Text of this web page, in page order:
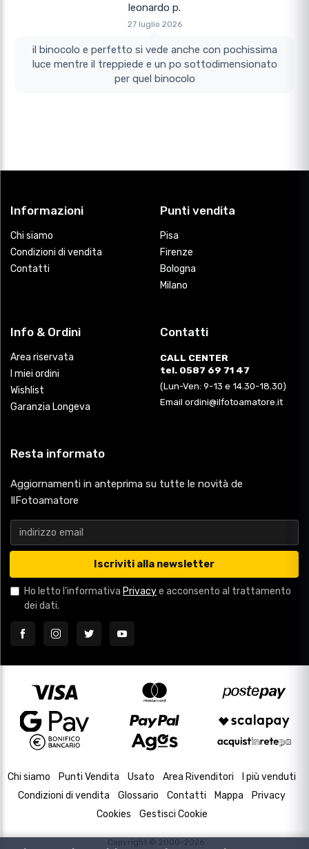
leonardo p.
27 luglio 2026
il binocolo e perfetto si vede anche con pochissima
luce mentre il treppiede e un po sottodimensionato
per quel binocolo
Informazioni
Chi siamo
Condizioni di vendita
Contatti
Punti vendita
Pisa
Firenze
Bologna
Milano
Info & Ordini
Area riservata
I miei ordini
Wishlist
Garanzia Longeva
Contatti
CALL CENTER
tel. 0587 69 71 47
(Lun-Ven: 9-13 e 14.30-18.30)
Email ordini@ilfotoamatore.it
Resta informato
Aggiornamenti in anteprima su tutte le novità de
IlFotoamatore
Iscriviti alla newsletter
Ho letto l'informativa Privacye acconsento al trattamento
dei dati.
Chi siamo Punti Vendita Usato Area Rivenditori
I più venduti
Condizioni di vendita
Glossario Contatti Mappa
Privacy
Cookies
Gestisci Cookie
Copyright © 2000-2026